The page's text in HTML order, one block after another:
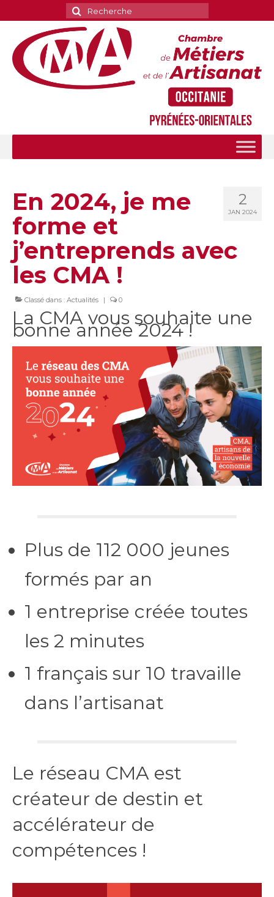
Rechercher
:
2
JAN 2024
En 2024, je me
forme et
j’entreprends avec
les CMA !
Classé dans : Actualités | 0
La CMA vous souhaite une
bonne année 2024 !
Plus de 112 000 jeunes
formés par an
1 entreprise créée toutes
les 2 minutes
1 français sur 10 travaille
dans l’artisanat
Le réseau CMA est
créateur de destin et
accélérateur de
compétences !